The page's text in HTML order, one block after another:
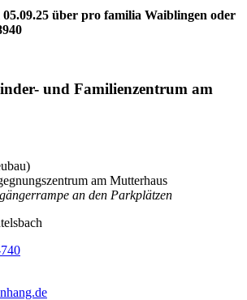
über pro familia Waiblingen oder
und Familienzentrum am
am Mutterhaus
an den Parkplätzen